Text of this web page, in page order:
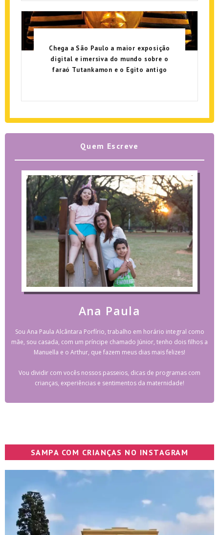
Chega a São Paulo a maior exposição
digital e imersiva do mundo sobre o
faraó Tutankamon e o Egito antigo
Quem Escreve
Ana Paula
Sou Ana Paula Alcântara Porfírio, trabalho em horário integral como
mãe, sou casada, com um príncipe chamado Júnior, tenho dois filhos a
Manuella e o Arthur, que fazem meus dias mais felizes!
Vou dividir com vocês nossos passeios, dicas de programas com
crianças, experiências e sentimentos da maternidade!
SAMPA COM CRIANÇAS NO INSTAGRAM